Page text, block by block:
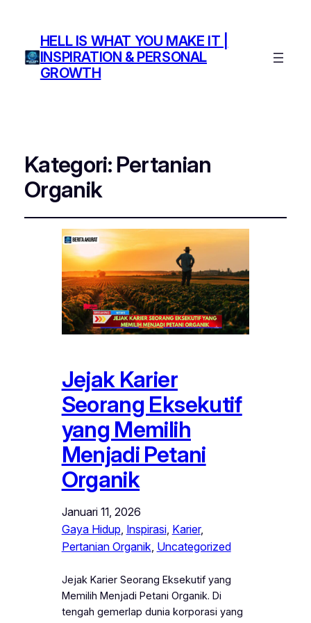
HELL IS WHAT YOU MAKE IT |
INSPIRATION & PERSONAL
GROWTH
Kategori: Pertanian
Organik
Jejak Karier
Seorang Eksekutif
yang Memilih
Menjadi Petani
Organik
Januari 11, 2026
Gaya Hidup, Inspirasi, Karier
Pertanian Organik, Uncategorized
Jejak Karier Seorang Eksekutif yang
Memilih Menjadi Petani Organik. Di
tengah gemerlap dunia korporasi yang